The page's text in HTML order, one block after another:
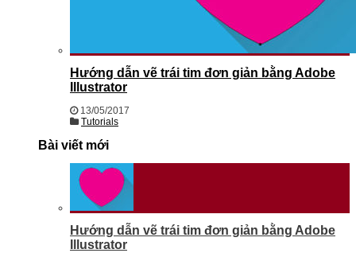
Hướng dẫn vẽ trái tim đơn giản bằng Adobe
Illustrator
13/05/2017
Tutorials
Bài viết mới
Hướng dẫn vẽ trái tim đơn giản bằng Adobe
Illustrator